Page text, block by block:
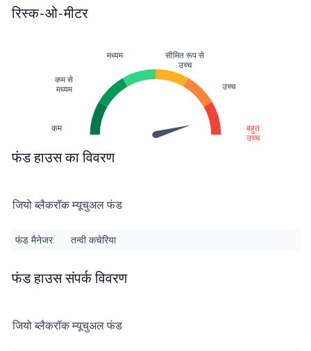
रिस्क-ओ-मीटर
कम
कम से
मध्यम
मध्यम
सीमित रूप से
उच्च
उच्च
बहुत
उच्च
फंड हाउस का विवरण
जियो ब्लैकरॉक म्यूचुअल फंड
फंड मैनेजर: तन्वी कचेरिया
फंड हाउस संपर्क विवरण
जियो ब्लैकरॉक म्यूचुअल फंड